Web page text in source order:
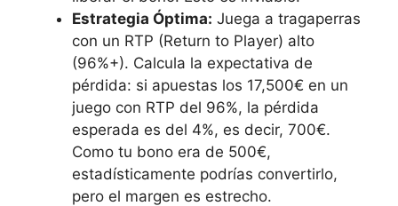
Estrategia Óptima: Juega a tragaperras
con un RTP (Return to Player) alto
(96%+). Calcula la expectativa de
pérdida: si apuestas los 17,500€ en un
juego con RTP del 96%, la pérdida
esperada es del 4%, es decir, 700€.
Como tu bono era de 500€,
estadísticamente podrías convertirlo,
pero el margen es estrecho.